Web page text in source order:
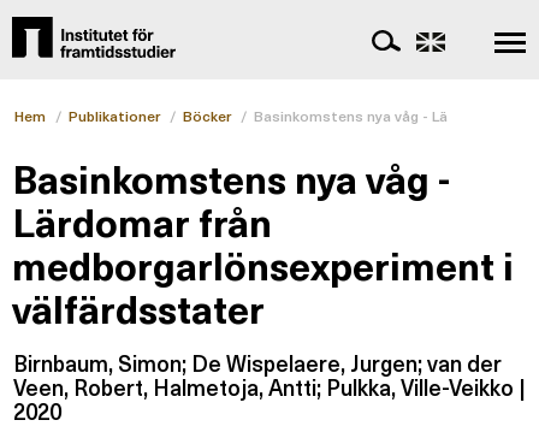
Hem / Publikationer / Böcker / Basinkomstens nya våg - Lärdomar
Basinkomstens nya våg -
Lärdomar från
medborgarlönsexperiment i
välfärdsstater
Birnbaum, Simon; De Wispelaere, Jurgen; van der
Veen, Robert, Halmetoja, Antti; Pulkka, Ville-Veikko |
2020